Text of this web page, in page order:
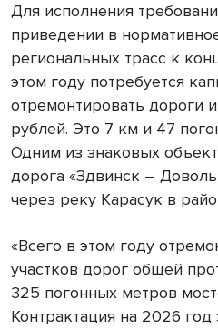
Для исполнения
приведении в
региональных трасс к
этом году потребуется
отремонтировать дороги
рублей. Это 7 км и 47
Одним из знаковых
дорога «Здвинск –
через реку Карасук в
«Всего в этом году
участков дорог общей
325 погонных метров
Контрактация на 2026